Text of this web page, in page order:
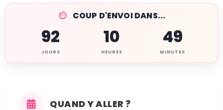
COUP D'ENVOI DANS...
92
JOURS
10
HEURES
49
MINUTES
QUAND Y ALLER ?